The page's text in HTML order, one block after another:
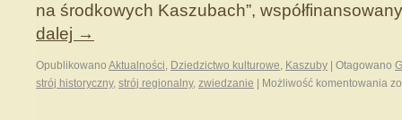
na środkowych Kaszubach”,
dalej →
Opublikowano Aktualności, Dziedzictwo kulturowe, Kaszuby Otagowano
strój historyczny, strój regionalny, zwiedzanie Możliwość komentowania